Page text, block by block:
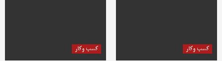
کسب وکار کسب وکار